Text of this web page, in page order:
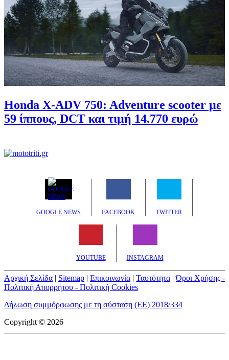
Honda X-ADV 750: Adventure scooter με
59 ίππους, DCT και τιμή 14.770 ευρώ
GOOGLE NEWS FACEBOOK TWITTER
YOUTUBE INSTAGRAM
Αρχική Σελίδα | Sitemap | Επικοινωνία | Ταυτότητα |Όροι Χρήσης -
Πολιτική Απορρήτου - Πολιτική Cookies
Δήλωση συμμόρφωσης με τη σύσταση (ΕΕ) 2018/334
Copyright © 2026